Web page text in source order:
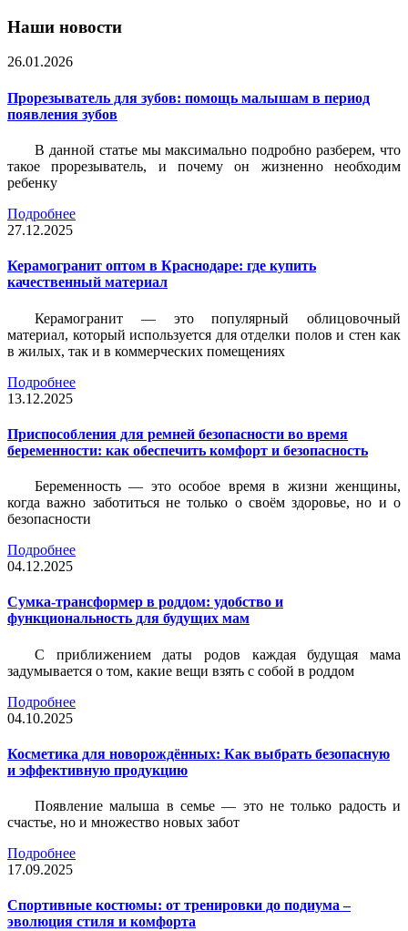
Наши новости
26.01.2026
Прорезыватель для зубов: помощь малышам в период
появления зубов
В данной статье мы максимально подробно разберем, что
такое прорезыватель, и почему он жизненно необходим
ребенку
Подробнее
27.12.2025
Керамогранит оптом в Краснодаре: где купить
качественный материал
Керамогранит — это популярный облицовочный
материал, который используется для отделки полов и стен как
в жилых, так и в коммерческих помещениях
Подробнее
13.12.2025
Приспособления для ремней безопасности во время
беременности: как обеспечить комфорт и безопасность
Беременность — это особое время в жизни женщины,
когда важно заботиться не только о своём здоровье, но и о
безопасности
Подробнее
04.12.2025
Сумка-трансформер в роддом: удобство и
функциональность для будущих мам
С приближением даты родов каждая будущая мама
задумывается о том, какие вещи взять с собой в роддом
Подробнее
04.10.2025
Косметика для новорождённых: Как выбрать безопасную
и эффективную продукцию
Появление малыша в семье — это не только радость и
счастье, но и множество новых забот
Подробнее
17.09.2025
Спортивные костюмы: от тренировки до подиума –
эволюция стиля и комфорта